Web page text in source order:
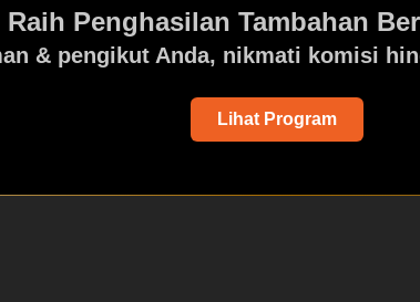
Raih Penghasilan Tambahan
& pengikut Anda, nikmati komisi
Lihat Program